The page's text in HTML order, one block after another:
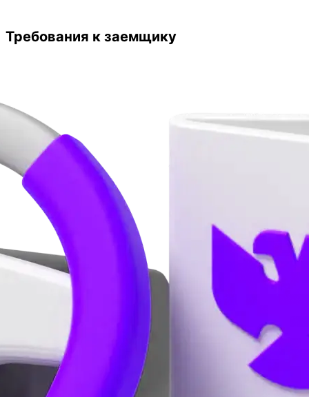
Требования к заемщику